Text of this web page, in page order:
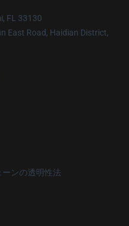
FL 33130
East Road, Haidian District,
ーンの透明性法